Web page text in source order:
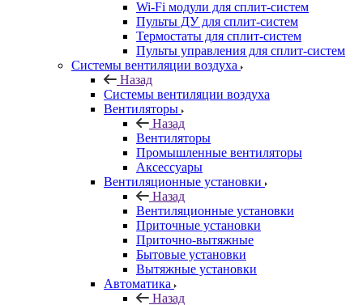
Wi-Fi модули для сплит-систем
Пульты ДУ для сплит-систем
Термостаты для сплит-систем
Пульты управления для сплит-систем
Системы вентиляции воздуха
Назад
Системы вентиляции воздуха
Вентиляторы
Назад
Вентиляторы
Промышленные вентиляторы
Аксессуары
Вентиляционные установки
Назад
Вентиляционные установки
Приточные установки
Приточно-вытяжные
Бытовые установки
Вытяжные установки
Автоматика
Назад